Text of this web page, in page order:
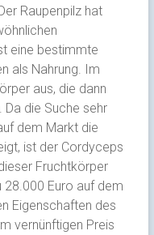
Raupenpilz hat
eine bestimmte
als Nahrung. Im
aus, die dann
die Suche sehr
dem Markt die
ist der Cordyceps
Fruchtkörper
Euro auf dem
Eigenschaften des
vernünftigen Preis